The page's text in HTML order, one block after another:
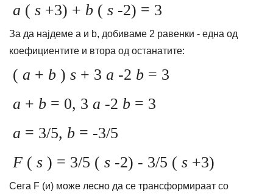
a ( s +3) + b ( s -2) = 3
За да најдеме a и b, добиваме 2 равенки - една од
коефициентите и втора од останатите:
( a + b ) s + 3 a -2 b = 3
a + b = 0, 3 a -2 b = 3
a = 3/5, b = -3/5
F ( s ) = 3/5 ( s -2) - 3/5 ( s +3)
Сега F (и) може лесно да се трансформираат со